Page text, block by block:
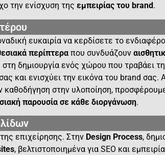
την ενίσχυση της εμπειρίας του brand .
ευκαιρία να κερδίσετε το
περίπτερα που συνδυάζουν
δημιουργία ενός χώρου που τραβάει
και ενισχύει την εικόνα του brand σας.
καθοδήγηση στην υλοποίηση,
παρουσία σε κάθε διοργάνωση.
επιχείρησης. Στην Design Process,
, βελτιστοποιημένα για SEO και